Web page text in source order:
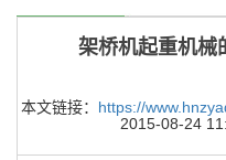
架桥机起重机械
本文链接： https://
2015-08-24